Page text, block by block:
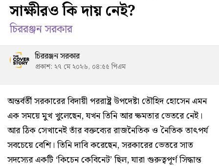
সাক্ষীরও কি দায় নেই?
চিররঞ্জন সরকার
চিররঞ্জন সরকার
প্রকাশ: ২৭ মে ২০২৬, ০৪:৫৫ পিএম
অন্তর্বর্তী সরকারের বিদায়ী পররাষ্ট্র উপদেষ্টা তৌহিদ হোসেন এমন
এক সময়ে মুখ খুলেছেন, যখন তিনি আর ক্ষমতার ভেতরে নেই।
আর ঠিক সেখানেই তাঁর বক্তব্যের রাজনৈতিক ও নৈতিক তাৎপর্য
সবচেয়ে বেশি। তিনি দাবি করেছেন, সরকারের ভেতরে সাত
সদস্যের একটি ‘কিচেন কেবিনেট’ ছিল, যারা গুরুত্বপূর্ণ সিদ্ধান্ত